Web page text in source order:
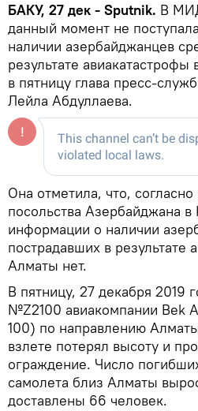
БАКУ, 27 дек - Sputnik. В
данный момент не
наличии азербайджанцев
результате авиакатастрофы
в пятницу глава пресс-
Лейла Абдуллаева.
Она отметила, что,
посольства Азербайджана в
информации о наличии
пострадавших в результате
Алматы нет.
В пятницу, 27 декабря 2019
№Z2100 авиакомпании Bek
100) по направлению
взлете потерял высоту и
ограждение. Число
самолета близ Алматы
доставлены 66 человек.